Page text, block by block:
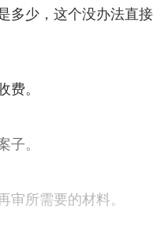
多少，这个没办法直接
。
。
所需要的材料。